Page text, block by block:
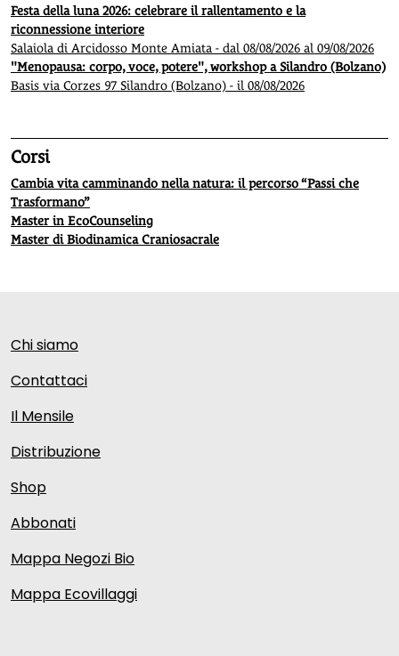
Festa della luna 2026: celebrare il rallentamento e la
riconnessione interiore
Salaiola di Arcidosso Monte Amiata - dal 08/08/2026 al 09/08/2026
"Menopausa: corpo, voce, potere", workshop a Silandro (Bolzano)
Basis via Corzes 97 Silandro (Bolzano) - il 08/08/2026
Corsi
Cambia vita camminando nella natura: il percorso “Passi che
Trasformano”
Master in EcoCounseling
Master di Biodinamica Craniosacrale
Chi siamo
Contattaci
Il Mensile
Distribuzione
Shop
Abbonati
Mappa Negozi Bio
Mappa Ecovillaggi